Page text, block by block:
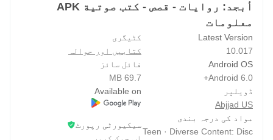
فونٹ کی قسم، سائز، اور پس منظر کا رنگ تبدیل
کریں۔
• متن کو نمایاں کریں اور نوٹ شامل کریں۔
• سمارٹ اور ہموار صفحہ موڑتا ہے جو ایک جسمانی
کتاب کی نقل کرتا ہے۔
أبجد: روايات - قصص - كتب صوتية APK
معلومات
Latest Version
10.017
کٹیگری
کتابیں اور حوالہ
Android OS
Android 6.0+
فائل سائز
69.7 MB
ڈویلپر
Abjjad US
Available on
مواد کی درجہ بندی
Teen · Diverse Content: Disc
سیکیورٹی رپورٹ